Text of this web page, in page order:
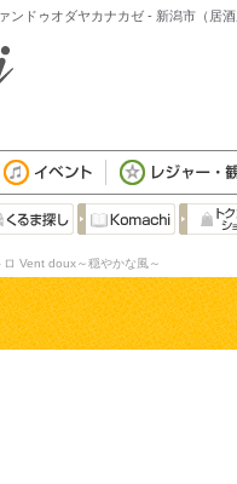
ンドゥオダヤカナカゼ - 新潟市（居酒
ロ Vent doux～穏やかな風～